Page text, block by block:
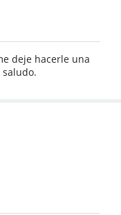
deje hacerle una
saludo.